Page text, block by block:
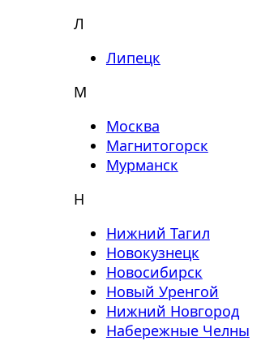
Л
Липецк
М
Москва
Магнитогорск
Мурманск
Н
Нижний Тагил
Новокузнецк
Новосибирск
Новый Уренгой
Нижний Новгород
Набережные Челны